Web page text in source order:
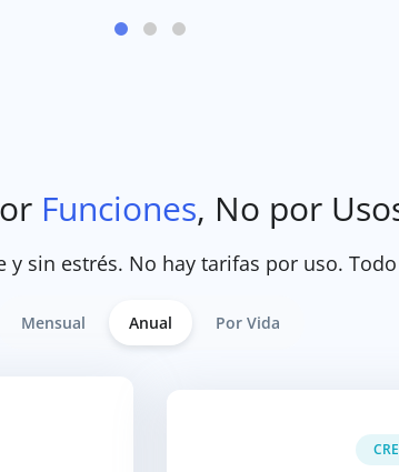
Funciones, No por
y sin estrés. No hay tarifas por uso.
Mensual Anual Por Vida